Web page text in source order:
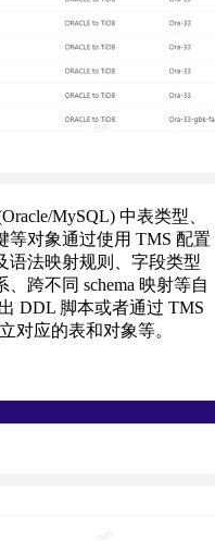
MySQL) 中表类型、
等对象通过使用 TMS 配置
语法映射规则、字段类型
跨不同 schema 映射等自
DDL 脚本或者通过 TMS
对应的表和对象等。